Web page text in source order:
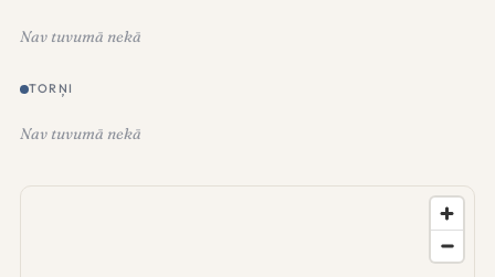
Nav tuvumā nekā
TORŅI
Nav tuvumā nekā